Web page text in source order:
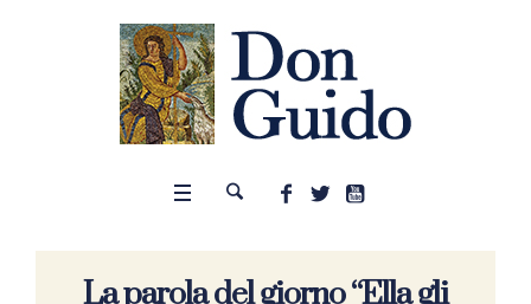
La parola del giorno “Ella gli